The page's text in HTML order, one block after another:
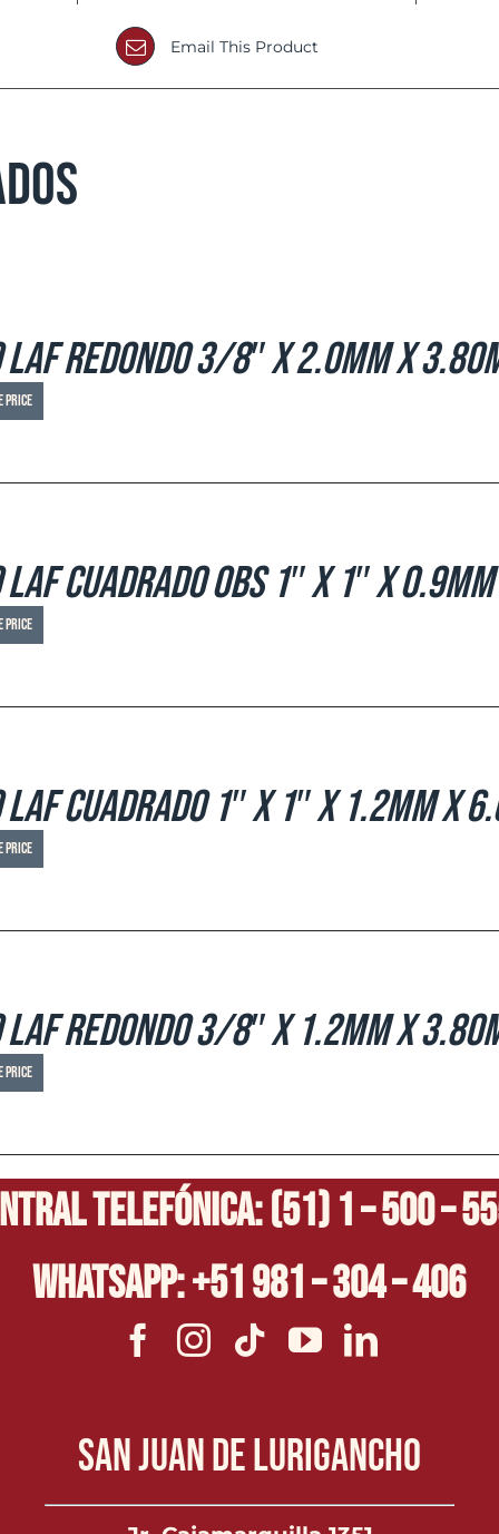
Email This Product
LAF Redondo 3/8″ x 2.0mm x
price
LAF Cuadrado OBS 1″ x 1″ x
price
LAF Cuadrado 1″ x 1″ x 1.2mm x
price
LAF Redondo 3/8″ x 1.2mm x
price
Telefónica: (51) 1 – 500 –
Whatsapp: +51 981 – 304 – 406
San Juan de Lurigancho